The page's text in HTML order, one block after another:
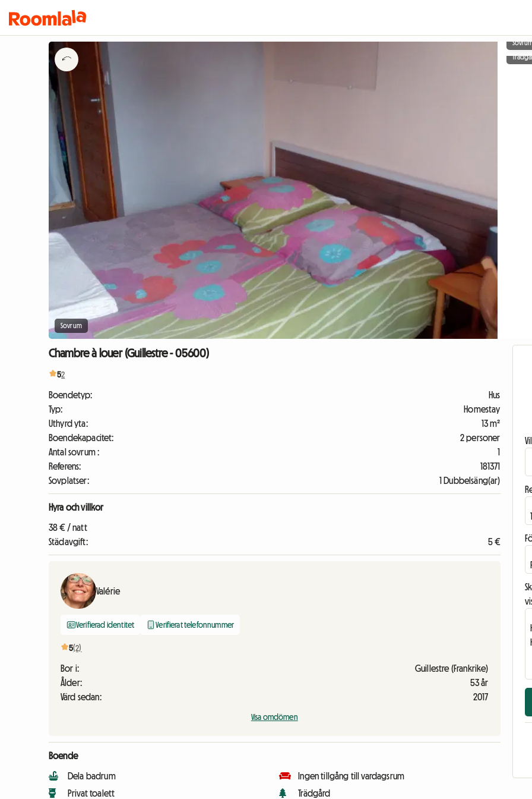
Sovrum
Chambre à louer (Guillestre - 05600)
52
Boendetyp:
Hus
Typ:
Homestay
Uthyrd yta:
13 m²
Boendekapacitet:
2 personer
Antal sovrum :
1
Referens:
181371
Sovplatser:
1 Dubbelsäng(ar)
Hyra och villkor
38 € / natt
Städavgift:
5 €
Valérie
Verifierad identitet Verifierat telefonnummer
5(2)
Bor i:
Guillestre (Frankrike)
Ålder:
53 år
Värd sedan:
2017
Visa omdömen
Boende
Dela badrum
Privat toalett
Ingen tillgång till vardagsrum
Trädgård